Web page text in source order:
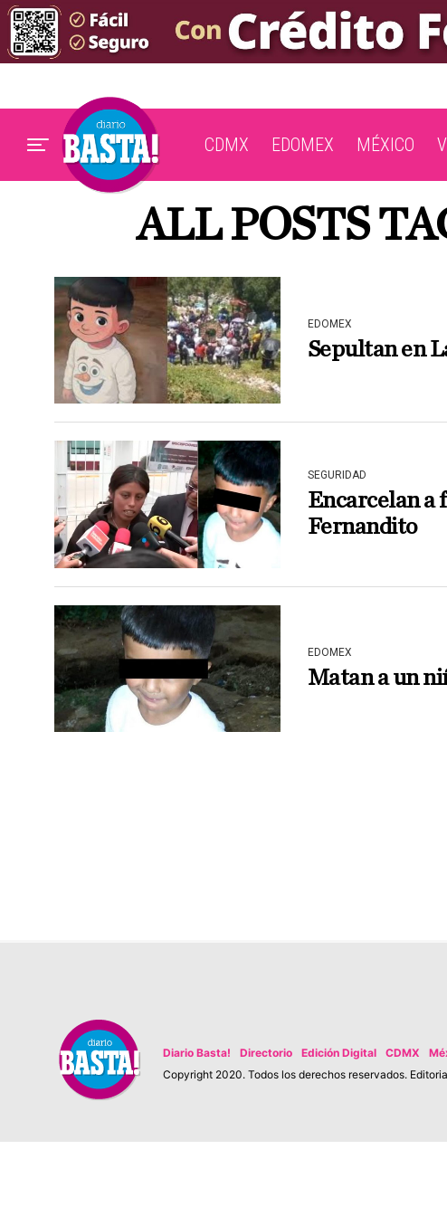
CDMX EDOMEX MÉXICO
ALL POSTS
EDOMEX
Sepultan en
SEGURIDAD
Encarcelan a
Fernandito
EDOMEX
Matan a un
Diario Basta! Directorio Edición Digital CDMX
Copyright 2020. Todos los derechos reservados.